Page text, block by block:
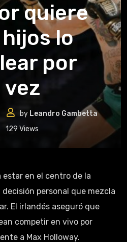
quiere
lo
por
by Leandro Gambetta
129 Views
personal que mezcla
El irlandés aseguró que
competir en vivo por
a Max Holloway.